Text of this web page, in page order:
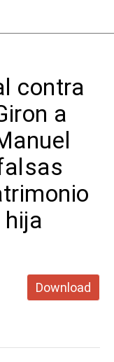
contra
a
Download